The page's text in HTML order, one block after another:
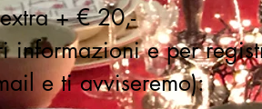
+ € 20,-
informazioni e per
e ti avviseremo):